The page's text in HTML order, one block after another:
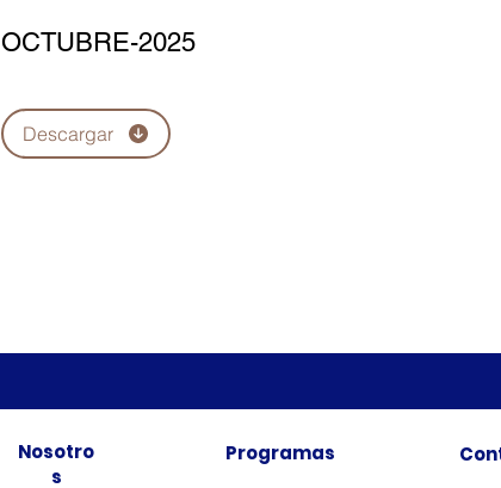
OCTUBRE-2025
Descargar
Nosotro
s
Programas